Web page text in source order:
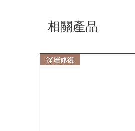
相關產品
深層修復